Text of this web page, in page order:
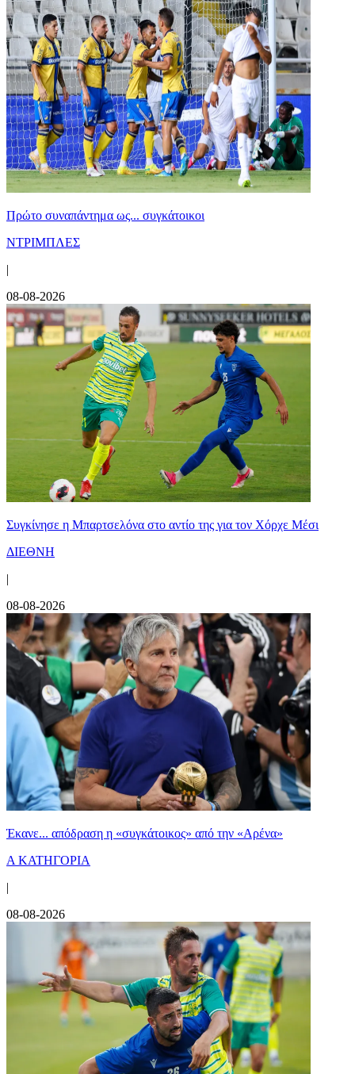
Πρώτο συναπάντημα ως... συγκάτοικοι
ΝΤΡΙΜΠΛΕΣ
|
08-08-2026
Συγκίνησε η Μπαρτσελόνα στο αντίο της για τον Χόρχε Μέσι
ΔΙΕΘΝΗ
|
08-08-2026
Έκανε... απόδραση η «συγκάτοικος» από την «Αρένα»
Α ΚΑΤΗΓΟΡΙΑ
|
08-08-2026